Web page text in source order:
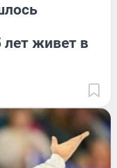
живет в